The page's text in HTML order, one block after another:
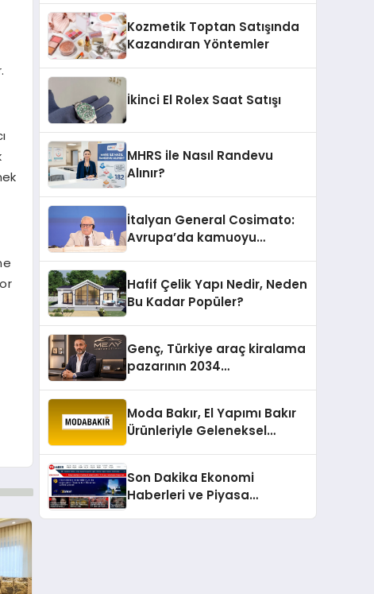
Kozmetik Toptan Satışında
Kazandıran Yöntemler
İkinci El Rolex Saat Satışı
MHRS ile Nasıl Randevu
Alınır?
İtalyan General Cosimato:
Avrupa’da kamuoyu
Hafif Çelik Yapı Nedir, Neden
Bu Kadar Popüler?
Genç, Türkiye araç kiralama
pazarının 2034
Moda Bakır, El Yapımı Bakır
Ürünleriyle Geleneksel
Son Dakika Ekonomi
Haberleri ve Piyasa